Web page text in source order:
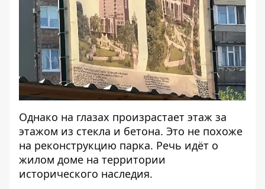
Однако на глазах произрастает этаж за
этажом из стекла и бетона. Это не похоже
на реконструкцию парка. Речь идёт о
жилом доме на территории
исторического наследия.